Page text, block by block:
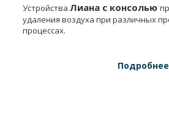
УстройстваЛиана с консолью
удаления воздуха при различных
процессах.
Подробнее